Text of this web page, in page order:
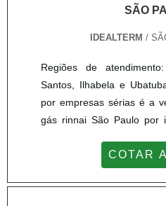
SÃO
IDEALTERM /
Regiões de
Santos, Ilhabela e
por empresas sérias é a
gás rinnai São Paulo por
confiança. O aquecedor
dispor desse equipamento
COTAR